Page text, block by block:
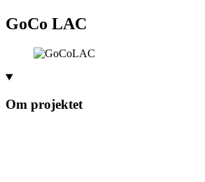
GoCo LAC
Om projektet